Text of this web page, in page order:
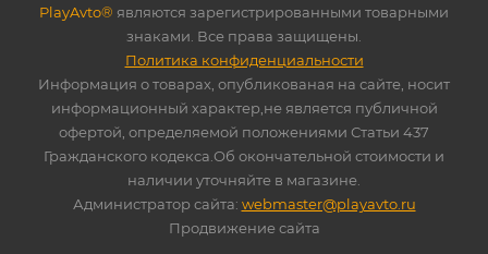
PlayAvto® являются зарегистрированными товарными
знаками. Все права защищены.
Политика конфиденциальности
Информация о товарах, опубликованая на сайте, носит
информационный характер,не является публичной
офертой, определяемой положениями Статьи 437
Гражданского кодекса.Об окончательной стоимости и
наличии уточняйте в магазине.
Администратор сайта: webmaster@playavto.ru
Продвижение сайта